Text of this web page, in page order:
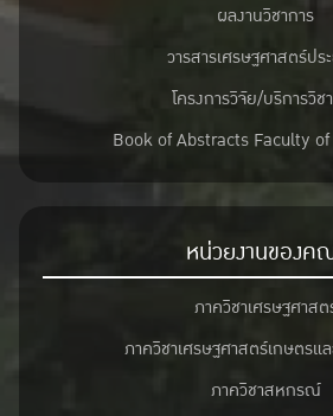
ผลงานวิชาการ
วารสารเศรษฐศาสตร์ป
โครงการวิจัย/บริการวิช
Book of Abstracts Faculty
หน่วยงานของค
ภาควิชาเศรษฐศาส
ภาควิชาเศรษฐศาสตร์เกษตรแ
ภาควิชาสหกรณ์